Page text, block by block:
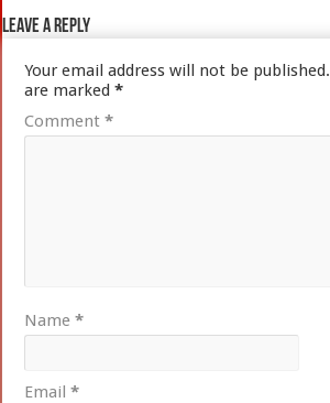
Leave a Reply
Your email address will not be published.
are marked*
Comment*
Name*
Email*